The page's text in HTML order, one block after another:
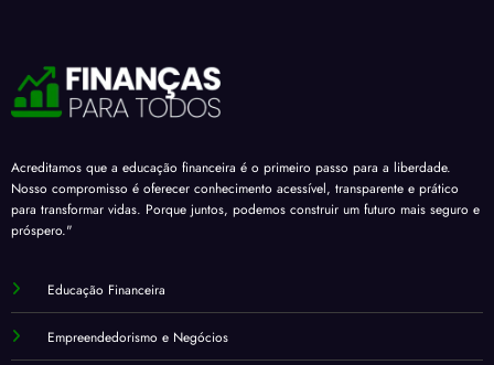
Acreditamos que a educação financeira é o primeiro passo para a liberdade.
Nosso compromisso é oferecer conhecimento acessível, transparente e prático
para transformar vidas. Porque juntos, podemos construir um futuro mais seguro e
próspero."
Educação Financeira
Empreendedorismo e Negócios